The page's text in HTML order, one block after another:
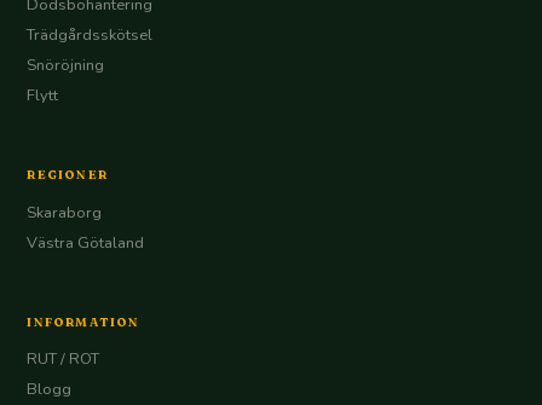
Dödsbohantering
Trädgårdsskötsel
Snöröjning
Flytt
REGIONER
Skaraborg
Västra Götaland
INFORMATION
RUT / ROT
Blogg